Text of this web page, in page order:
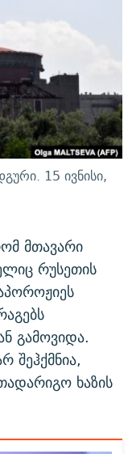
ᲐᲛᲑᲐᲕᲘ
15 ივნისი,
მთავარი
რუსეთის
გამოვიდა.
შეჰქმნია,
ხაზის